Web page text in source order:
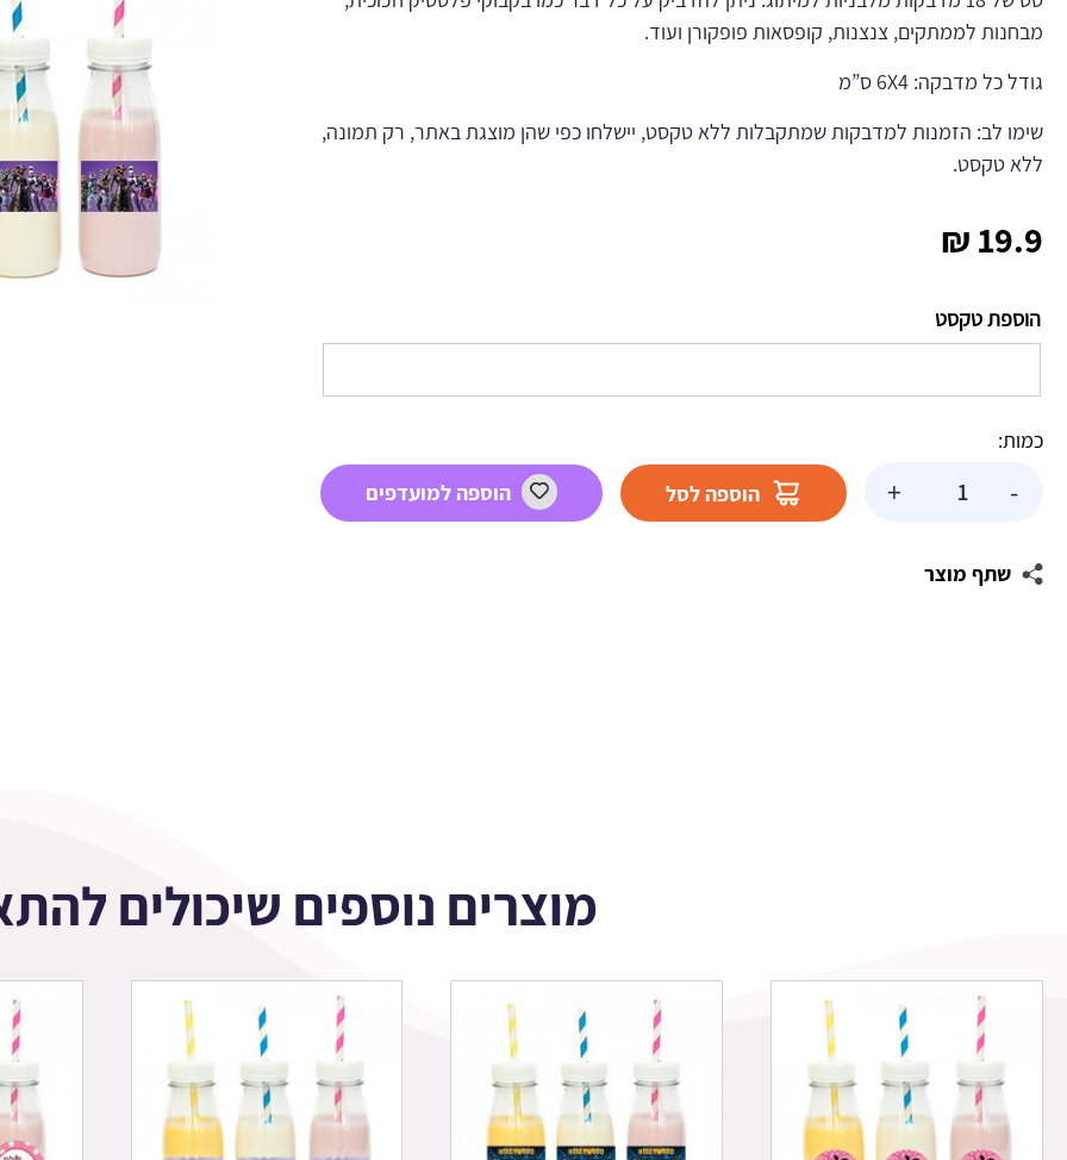
מבחנות לממתקים, צנצנות, קופסאות פופקורן ועוד.
גודל כל מדבקה: 6X4 ס”מ
שימו לב: הזמנות למדבקות שמתקבלות ללא טקסט, יישלחו כפי שהן מוצגת באתר, רק תמונה,
ללא טקסט.
19.9
₪
הוספת טקסט
כמות:
-
של
לעיצוב
+ הוספה לסל הוספה למועדפים
שתף מוצר
מוצרים נוספים שיכולים